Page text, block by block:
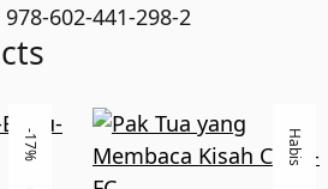
978-602-441-298-2
-17% Habis